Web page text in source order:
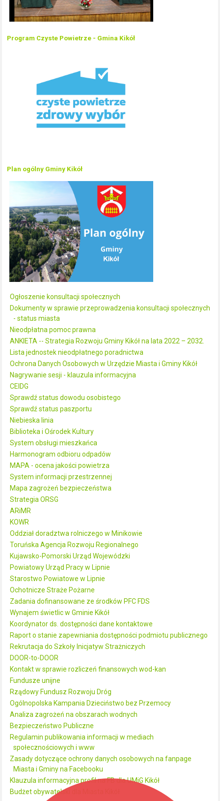
Program Czyste Powietrze - Gmina Kikół
Plan ogólny Gminy Kikół
Ogłoszenie konsultacji społecznych
Dokumenty w sprawie przeprowadzenia konsultacji społecznych
- status miasta
Nieodpłatna pomoc prawna
ANKIETA -- Strategia Rozwoju Gminy Kikół na lata 2022 – 2032.
Lista jednostek nieodpłatnego poradnictwa
Ochrona Danych Osobowych w Urzędzie Miasta i Gminy Kikół
Nagrywanie sesji - klauzula informacyjna
CEIDG
Sprawdź status dowodu osobistego
Sprawdź status paszportu
Niebieska linia
Biblioteka i Ośrodek Kultury
System obsługi mieszkańca
Harmonogram odbioru odpadów
MAPA - ocena jakości powietrza
System informacji przestrzennej
Mapa zagrożeń bezpieczeństwa
Strategia ORSG
ARiMR
KOWR
Oddział doradztwa rolniczego w Minikowie
Toruńska Agencja Rozwoju Regionalnego
Kujawsko-Pomorski Urząd Wojewódzki
Powiatowy Urząd Pracy w Lipnie
Starostwo Powiatowe w Lipnie
Ochotnicze Straże Pożarne
Zadania dofinansowane ze środków PFC FDS
Wynajem świetlic w Gminie Kikół
Koordynator ds. dostępności dane kontaktowe
Raport o stanie zapewniania dostępności podmiotu publicznego
Rekrutacja do Szkoły Inicjatyw Strażniczych
DOOR-to-DOOR
Kontakt w sprawie rozliczeń finansowych wod-kan
Fundusze unijne
Rządowy Fundusz Rozwoju Dróg
Ogólnopolska Kampania Dzieciństwo bez Przemocy
Analiza zagrożeń na obszarach wodnych
Bezpieczeństwo Publiczne
Regulamin publikowania informacji w mediach
społecznościowych i www
Zasady dotyczące ochrony danych osobowych na fanpage
Miasta i Gminy na Facebooku
Klauzula informacyjna profil na FB dla UMiG Kikół
Budżet obywatelski dla Miasta Kikół